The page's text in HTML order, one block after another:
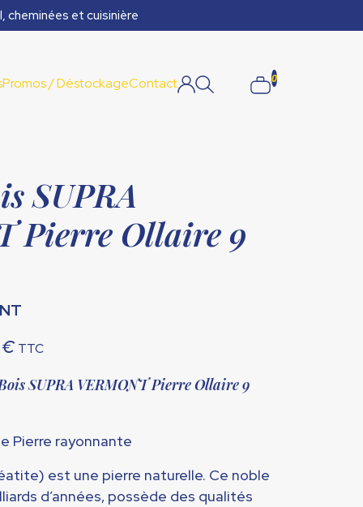
cheminées et cuisinière
Promos / DéstockageContact 0
SUPRA
Pierre Ollaire 9
€Le
actuel
TTC
SUPRA VERMONT Pierre Ollaire 9
Pierre rayonnante
est une pierre naturelle. Ce noble
d’années, possède des qualités